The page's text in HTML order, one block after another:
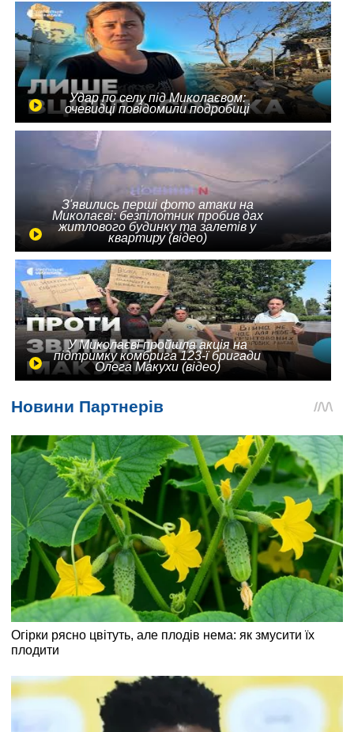
Удар по селу під Миколаєвом:
очевидці повідомили подробиці
З'явились перші фото атаки на
Миколаєві: безпілотник пробив дах
житлового будинку та залетів у
квартиру (відео)
У Миколаєві пройшла акція на
підтримку комбрига 123-ї бригади
Олега Макухи (відео)